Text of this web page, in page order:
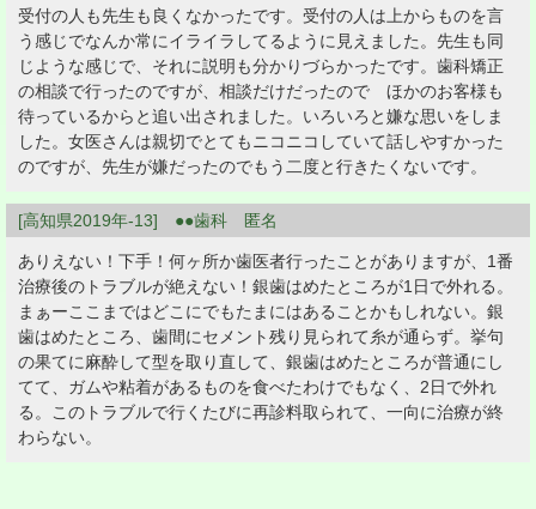
受付の人も先生も良くなかったです。受付の人は上からものを言
う感じでなんか常にイライラしてるように見えました。先生も同
じような感じで、それに説明も分かりづらかったです。歯科矯正
の相談で行ったのですが、相談だけだったので ほかのお客様も
待っているからと追い出されました。いろいろと嫌な思いをしま
した。女医さんは親切でとてもニコニコしていて話しやすかった
のですが、先生が嫌だったのでもう二度と行きたくないです。
[高知県2019年-13] ●●歯科 匿名
ありえない！下手！何ヶ所か歯医者行ったことがありますが、1番
治療後のトラブルが絶えない！銀歯はめたところが1日で外れる。
まぁーここまではどこにでもたまにはあることかもしれない。銀
歯はめたところ、歯間にセメント残り見られて糸が通らず。挙句
の果てに麻酔して型を取り直して、銀歯はめたところが普通にし
てて、ガムや粘着があるものを食べたわけでもなく、2日で外れ
る。このトラブルで行くたびに再診料取られて、一向に治療が終
わらない。